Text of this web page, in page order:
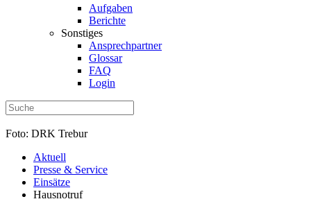
Aufgaben
Berichte
Sonstiges
Ansprechpartner
Glossar
FAQ
Login
Foto: DRK Trebur
Aktuell
Presse & Service
Einsätze
Hausnotruf